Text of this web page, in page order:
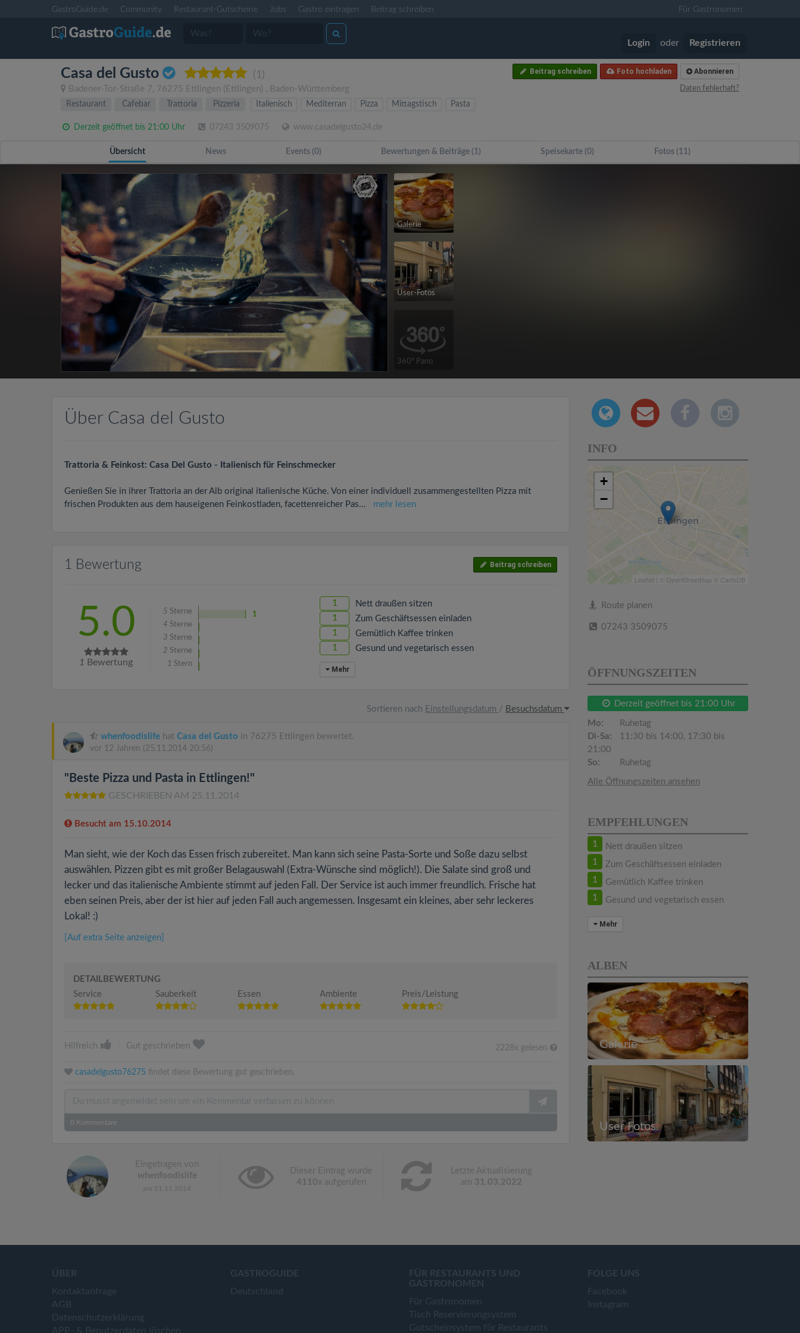
GastroGuide.de Community Restaurant-Gutscheine Jobs Gastro eintragen Beitrag schreiben Für Gastronomen
Login oder Registrieren
Casa del Gusto (1)
Badener-Tor-Straße 7, 76275 Ettlingen (Ettlingen) , Baden-Württemberg
Abonnieren
Foto hochladen
Beitrag schreiben
Daten fehlerhaft?
Restaurant Cafebar Trattoria Pizzeria Italienisch Mediterran Pizza Mittagstisch Pasta
Derzeit geöffnet bis 21:00 Uhr 07243 3509075 www.casadelgusto24.de
Übersicht News Events (0) Bewertungen & Beiträge (1) Speisekarte (0) Fotos (11)
Galerie
User-Fotos
360° Pano
Über Casa del Gusto
Trattoria & Feinkost: Casa Del Gusto - Italienisch für Feinschmecker
Genießen Sie in ihrer Trattoria an der Alb original italienische Küche. Von einer individuell zusammengestellten Pizza mit
frischen Produkten aus dem hauseigenen Feinkostladen, facettenreicher Pas... mehr lesen
1 Bewertung Beitrag schreiben
5.0
1 Bewertung
5 Sterne
1
4 Sterne
3 Sterne
2 Sterne
1 Stern
1 Nett draußen sitzen
1 Zum Geschäftsessen einladen
1 Gemütlich Kaffee trinken
1 Gesund und vegetarisch essen
Mehr
Sortieren nach Einstellungsdatum / Besuchsdatum
whenfoodislife hat Casa del Gusto in 76275 Ettlingen bewertet.
vor 12 Jahren (25.11.2014 20:56)
"Beste Pizza und Pasta in Ettlingen!"
GESCHRIEBEN AM 25.11.2014
Besucht am 15.10.2014
Man sieht, wie der Koch das Essen frisch zubereitet. Man kann sich seine Pasta-Sorte und Soße dazu selbst
auswählen. Pizzen gibt es mit großer Belagauswahl (Extra-Wünsche sind möglich!). Die Salate sind groß und
lecker und das italienische Ambiente stimmt auf jeden Fall. Der Service ist auch immer freundlich. Frische hat
eben seinen Preis, aber der ist hier auf jeden Fall auch angemessen. Insgesamt ein kleines, aber sehr leckeres
Lokal! :)
[Auf extra Seite anzeigen]
DETAILBEWERTUNG
Service
Sauberkeit Essen Ambiente Preis/Leistung
Hilfreich Gut geschrieben 2228x gelesen
casadelgusto76275 findet diese Bewertung gut geschrieben.
0 Kommentare
Eingetragen von
whenfoodislife
am 11.11.2014
Dieser Eintrag wurde
4110x aufgerufen
Letzte Aktualisierung
am 31.03.2022
INFO
+
−
Leaflet | © OpenStreetMap © CartoDB
Route planen
07243 3509075
ÖFFNUNGSZEITEN
Derzeit geöffnet bis 21:00 Uhr
Mo:
Ruhetag
Di-Sa:
11:30 bis 14:00, 17:30 bis
21:00
So:
Ruhetag
Alle Öffnungszeiten ansehen
EMPFEHLUNGEN
1 Nett draußen sitzen
1 Zum Geschäftsessen einladen
1 Gemütlich Kaffee trinken
1 Gesund und vegetarisch essen
Mehr
ALBEN
Galerie
User Fotos
ÜBER
Kontaktanfrage
AGB
Datenschutzerklärung
APP- & Benutzerdaten löschen
GASTROGUIDE
Deutschland
FÜR RESTAURANTS UND
GASTRONOMEN
Für Gastronomen
Tisch Reservierungsystem
Gutscheinsystem für Restaurants
FOLGE UNS
Facebook
Instagram